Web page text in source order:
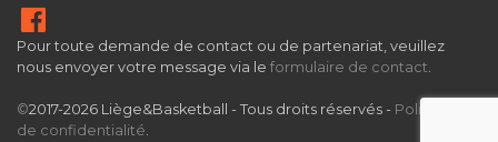
Pour toute demande de contact ou de partenariat, veuillez
nous envoyer votre message via le formulaire de contact.
©2017-2026 Liège&Basketball - Tous droits réservés - Politique
de confidentialité.